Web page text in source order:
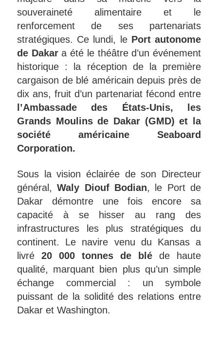
souveraineté alimentaire et le
renforcement de ses partenariats
stratégiques. Ce lundi, lePort autonome
de Dakara été le théâtre d’un événement
historique : la réception de la première
cargaison de blé américain depuis près de
dix ans, fruit d’un partenariat fécond entre
l’Ambassade des États-Unis, les
Grands Moulins de Dakar (GMD) et la
société américaine Seaboard
Corporation.
Sous la vision éclairée de son Directeur
général,Waly Diouf Bodian, le Port de
Dakar démontre une fois encore sa
capacité à se hisser au rang des
infrastructures les plus stratégiques du
continent. Le navire venu du Kansas a
livré 20 000 tonnes de blé de haute
qualité, marquant bien plus qu’un simple
échange commercial : un symbole
puissant de la solidité des relations entre
Dakar et Washington.